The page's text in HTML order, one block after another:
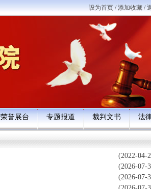
设为首页/添加收藏/
荣誉展台 专题报道 裁判文书 法
(2022-04-
(2026-07-
(2026-07-